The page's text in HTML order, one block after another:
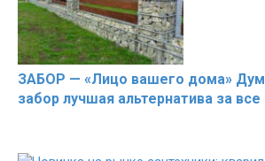
ЗАБОР — «Лицо вашего дома»
забор лучшая альтернатива за